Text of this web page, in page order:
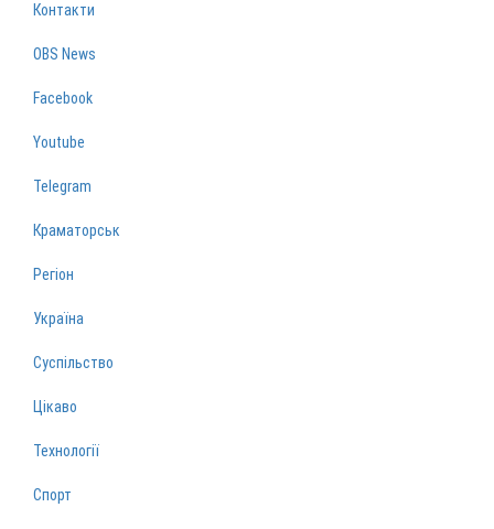
Контакти
OBS News
Facebook
Youtube
Telegram
Краматорськ
Регіон
Україна
Суспільство
Цікаво
Технології
Спорт